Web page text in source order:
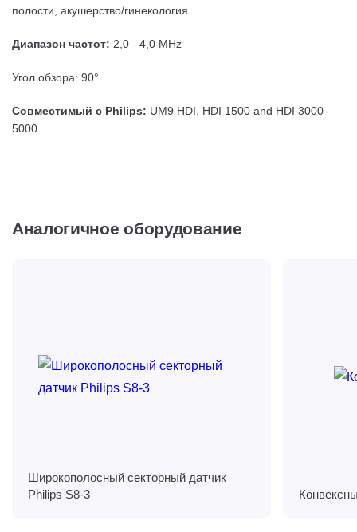
полости, акушерство/гинекология
Диапазон частот: 2,0 - 4,0 MHz
Угол обзора: 90°
Совместимый с Philips: UM9 HDI, HDI 1500 and HDI 3000-
5000
Аналогичное оборудование
Широкополосный секторный датчик
Philips S8-3